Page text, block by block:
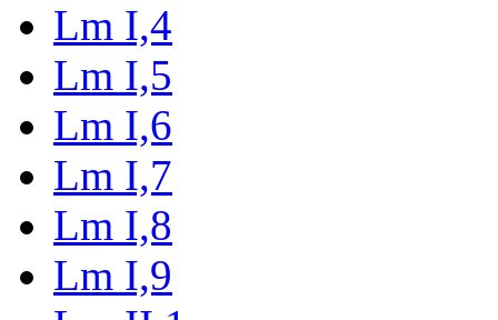
Lm I,4
Lm I,5
Lm I,6
Lm I,7
Lm I,8
Lm I,9